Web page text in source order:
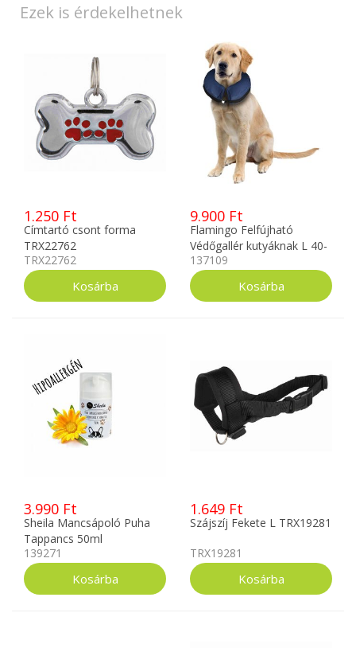
Ezek is érdekelhetnek
1.250 Ft
Címtartó csont forma
TRX22762
TRX22762
9.900 Ft
Flamingo Felfújható
Védőgallér kutyáknak L 40-
60cm 513238
137109
3.990 Ft
Sheila Mancsápoló Puha
Tappancs 50ml
139271
1.649 Ft
Szájszíj Fekete L TRX19281
TRX19281